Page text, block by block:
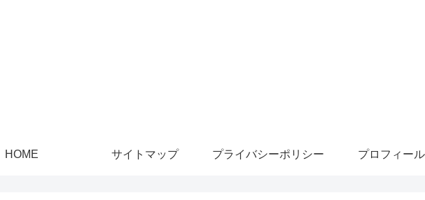
HOME サイトマップ プライバシーポリシー プロフィール